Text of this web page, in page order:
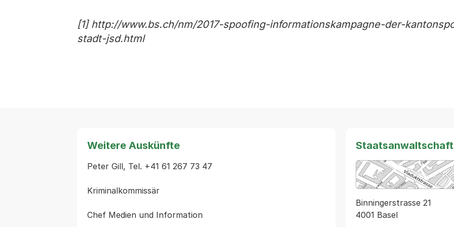
[1] http://www.bs.ch/nm/2017-spoofing-informationskampagne-der-
stadt-jsd.html
Weitere Auskünfte
Peter Gill, Tel. +41 61 267 73 47
Kriminalkommissär
Staatsanwaltschaft
Binningerstrasse 21
4001 Basel